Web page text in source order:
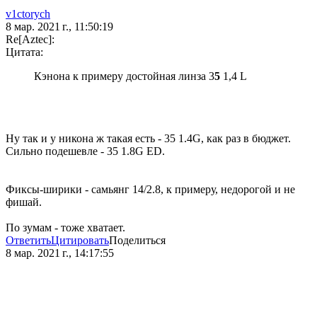
v1ctorych
8 мар. 2021 г., 11:50:19
Re[Aztec]:
Цитата:
Кэнона к примеру достойная линза 35 1,4 L
Ну так и у никона ж такая есть - 35 1.4G, как раз в бюджет.
Сильно подешевле - 35 1.8G ED.
Фиксы-ширики - самьянг 14/2.8, к примеру, недорогой и не
фишай.
По зумам - тоже хватает.
ОтветитьЦитироватьПоделиться
8 мар. 2021 г., 14:17:55